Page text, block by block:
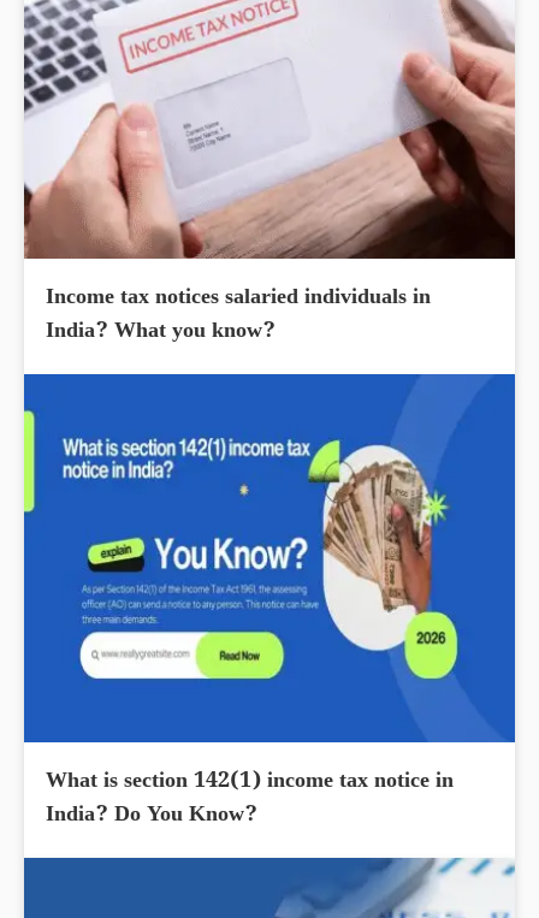
Income tax notices salaried individuals in
India? What you know?
What is section 142(1) income tax notice in
India? Do You Know?